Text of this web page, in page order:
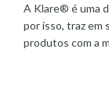
A Klare® é uma
por isso, traz em
produtos com a